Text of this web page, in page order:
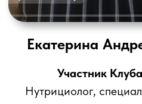
г. Краснодар, ул. Московская, д.
eurekaclub@yandex.ru
+ 7 (964) 924-17-99
Контакты